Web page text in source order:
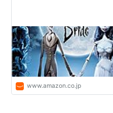
www.amazon.co.jp